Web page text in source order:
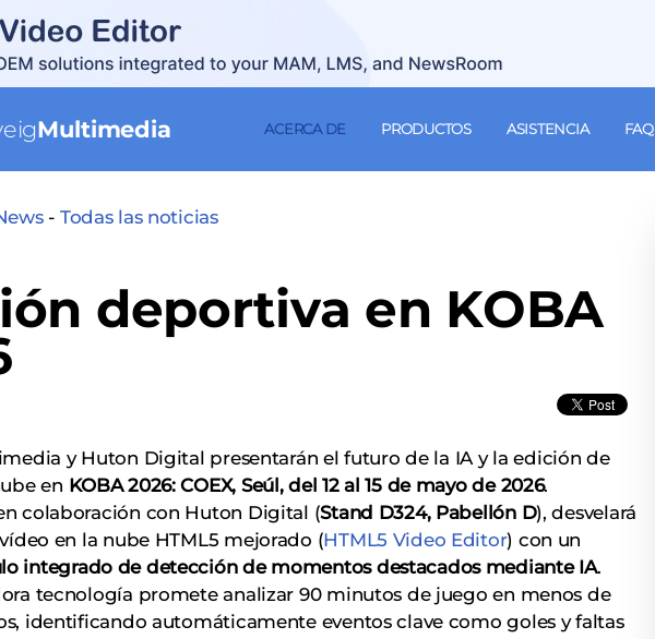
Multimedia ACERCA DE PRODUCTOS ASISTENCIA FAQ
- Todas las noticias
deportiva en KOBA
y Huton Digital presentarán el futuro de la IA y la edición de
en KOBA 2026: COEX, Seúl, del 12 al 15 de mayo de 2026.
colaboración con Huton Digital (Stand D324, Pabellón D), desvelará
en la nube HTML5 mejorado (HTML5 Video Editor) con un
integrado de detección de momentos destacados mediante IA.
tecnología promete analizar 90 minutos de juego en menos de
identificando automáticamente eventos clave como goles y faltas